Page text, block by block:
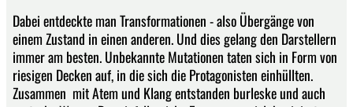
Dabei entdeckte man Transformationen - also Übergänge von
einem Zustand in einen anderen. Und dies gelang den Darstellern
immer am besten. Unbekannte Mutationen taten sich in Form von
riesigen Decken auf, in die sich die Protagonisten einhüllten.
Zusammen mit Atem und Klang entstanden burleske und auch